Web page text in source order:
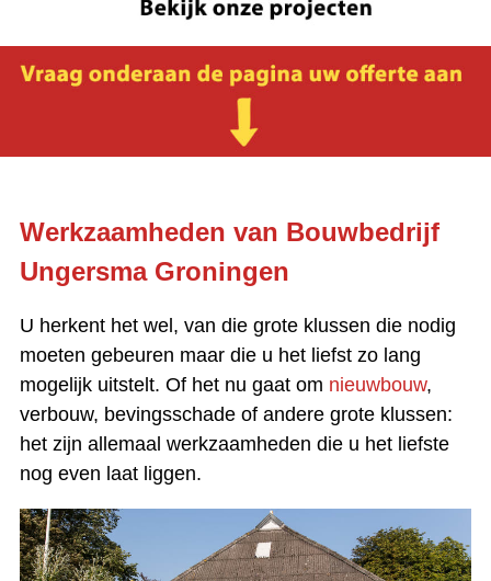
Werkzaamheden van Bouwbedrijf
Ungersma Groningen
U herkent het wel, van die grote klussen die nodig
moeten gebeuren maar die u het liefst zo lang
mogelijk uitstelt. Of het nu gaat om nieuwbouw,
verbouw, bevingsschade of andere grote klussen:
het zijn allemaal werkzaamheden die u het liefste
nog even laat liggen.